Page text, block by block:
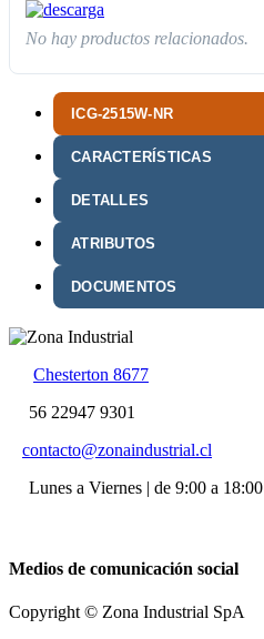
ICG-2515W-NR
CARACTERÍSTICAS
DETALLES
ATRIBUTOS
DOCUMENTOS
No hay productos relacionados.
Chesterton 8677
56 22947 9301
contacto@zonaindustrial.cl
Lunes a Viernes | de 9:00 a 18:00
Medios de comunicación social
Copyright © Zona Industrial SpA